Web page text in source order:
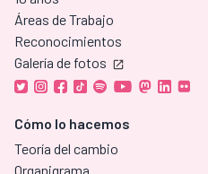
Áreas de Trabajo
Reconocimientos
Galería de fotos
Cómo lo hacemos
Teoría del cambio
Organigrama